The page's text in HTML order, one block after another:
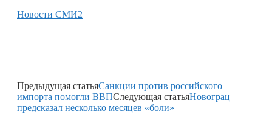
Новости СМИ2
Предыдущая статьяСанкции против российского
импорта помогли ВВПСледующая статьяНовограц
предсказал несколько месяцев «боли»